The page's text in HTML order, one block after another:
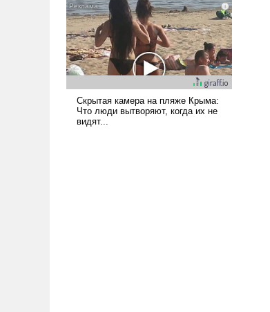
наши боевые возможности.